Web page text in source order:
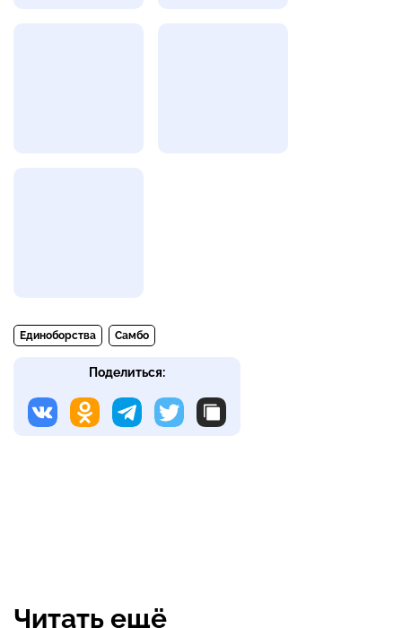
Единоборства Самбо
Поделиться:
Читать ещё